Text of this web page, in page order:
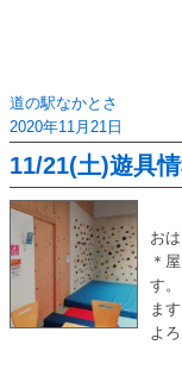
道の駅なかとさ
2020年11月21日
11/21(土)遊具
お
＊
す
ま
よ